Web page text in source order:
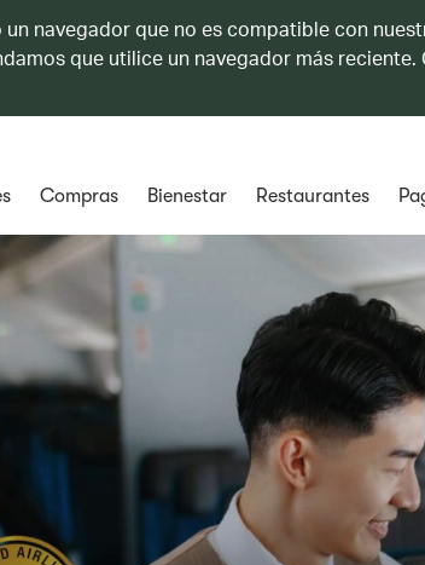
un navegador que no es compatible con
que utilice un navegador más reciente.
Compras Bienestar Restaurantes